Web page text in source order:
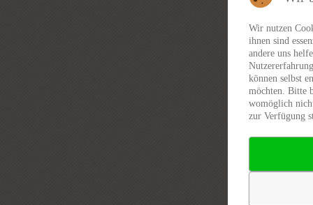
Wir nutzen
ihnen sind
andere uns
können selbst
möchten. Bitte
womöglich
zur Verfügung